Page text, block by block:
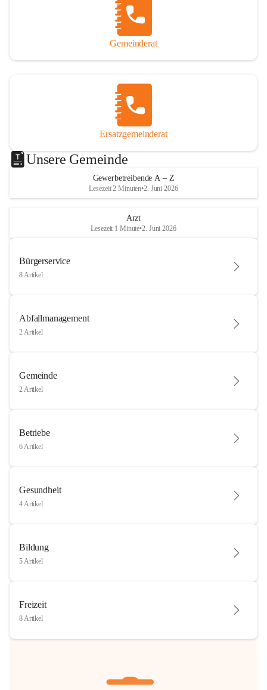
Gemeinderat
Ersatzgemeinderat
Unsere Gemeinde
Gewerbetreibende A – Z
Lesezeit 2 Minuten•2. Juni 2026
Arzt
Lesezeit 1 Minute•2. Juni 2026
Bürgerservice
8 Artikel
Abfallmanagement
2 Artikel
Gemeinde
2 Artikel
Betriebe
6 Artikel
Gesundheit
4 Artikel
Bildung
5 Artikel
Freizeit
8 Artikel